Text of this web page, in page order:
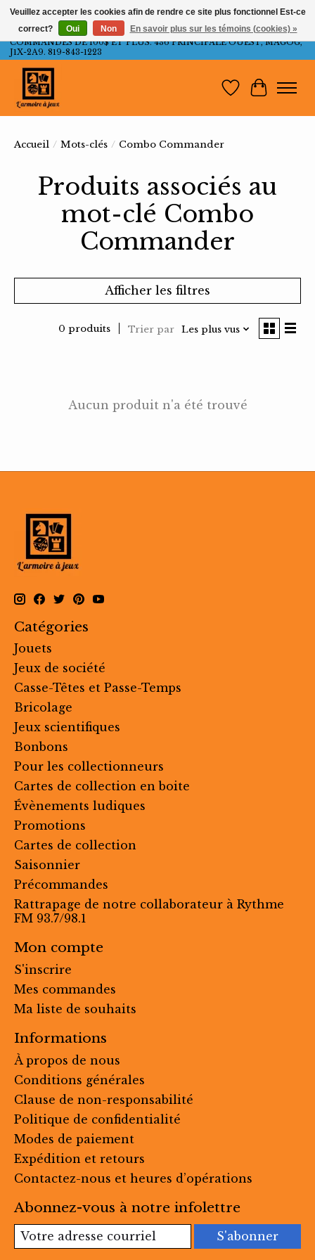
LIVRAISON GRATUITE AU QUÉBEC ET ONTARIO POUR LES
COMMANDES DE 100$ ET PLUS. 436 PRINCIPALE OUEST, MAGOG,
J1X-2A9. 819-843-1223
Liste dePanier
Accueil / Mots-clés / Combo Commander
Produits associés au
mot-clé Combo
Commander
Afficher les filtres
0 produits Trier par Les plus vus
Aucun produit n'a été trouvé
Catégories
Jouets
Jeux de société
Casse-Têtes et Passe-Temps
Bricolage
Jeux scientifiques
Bonbons
Pour les collectionneurs
Cartes de collection en boite
Évènements ludiques
Promotions
Cartes de collection
Saisonnier
Précommandes
Rattrapage de notre collaborateur à Rythme
FM 93.7/98.1
Mon compte
S'inscrire
Mes commandes
Ma liste de souhaits
Informations
À propos de nous
Conditions générales
Clause de non-responsabilité
Politique de confidentialité
Modes de paiement
Expédition et retours
Contactez-nous et heures d’opérations
Abonnez-vous à notre infolettre
S'abonner
Veuillez accepter les cookies afin de rendre ce site plus fonctionnel Est-ce
correct?
Oui Non En savoir plus sur les témoins (cookies) »